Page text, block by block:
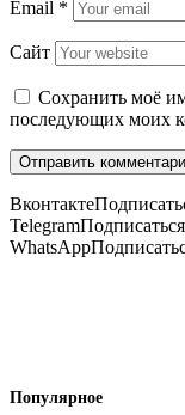
Email *
Сайт
Сохранить моё
последующих моих
Вконтакте
TelegramПодписаться
WhatsApp
Популярное